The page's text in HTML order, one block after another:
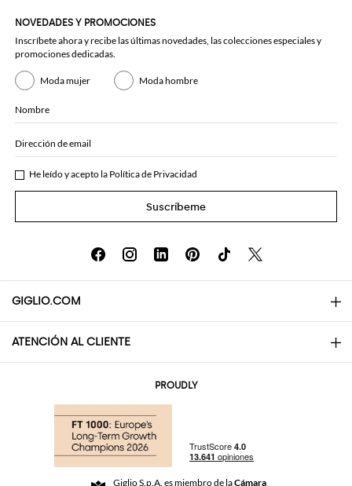
NOVEDADES Y PROMOCIONES
Inscríbete ahora y recibe las últimas novedades, las colecciones especiales y
promociones dedicadas.
Moda mujer Moda hombre
Nombre
Dirección de email
He leído y acepto la Política de Privacidad
Suscríbeme
GIGLIO.COM
About
Community Store
ATENCIÓN AL CLIENTE
Devolución y Reembolso
PROUDLY
Giglio S.p.A. es miembro de laCámara